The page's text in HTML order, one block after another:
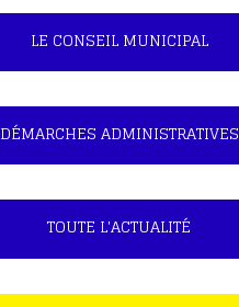
LE CONSEIL MUNICIPAL
DÉMARCHES ADMINISTRATIVES
TOUTE L'ACTUALITÉ